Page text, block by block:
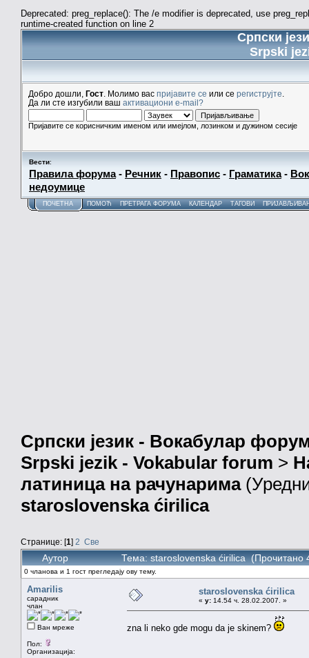
Deprecated: preg_replace(): The /e modifier is deprecated, use
runtime-created function on line 2
Српски
Srpski
Добро дошли, Гост . Молимо вас пријавите се или се региструјте
Да ли сте изгубили ваш активациони e-mail?
Пријавите се корисничким именом или имејлом, лозинком и дужином сесије
Вести:
Правила форума- Речник - Правопис - Граматика-
недоумице
ПОЧЕТНА ПОМОЋ ПРЕТРАГА ФОРУМА КАЛЕНДАР ТАГОВИ
Српски језик - Вокабулар
Srpski jezik - Vokabular forum >
латиница на рачунарима
staroslovenska ćirilica
Странице: [1] 2 Све
Аутор Тема: staroslovenska ćirilica (Прочитано
0 чланова и 1 гост прегледају ову тему.
Amarilis
сарадник
члан
Ван мреже
Пол:
Организација:
staroslovenska ćirilica
« у: 14.54 ч. 28.02.2007. »
zna li neko gde mogu da je skinem?